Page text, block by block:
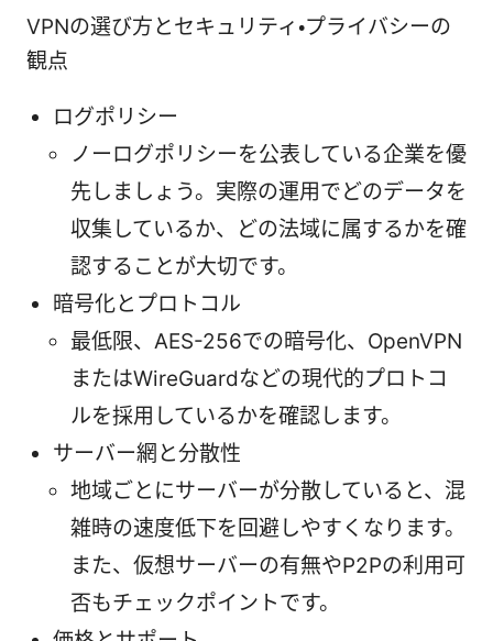
VPNの選び方とセキュリティ・プライバシーの
観点
ログポリシー
ノーログポリシーを公表している企業を優
先しましょう。実際の運用でどのデータを
収集しているか、どの法域に属するかを確
認することが大切です。
暗号化とプロトコル
最低限、AES-256での暗号化、OpenVPN
またはWireGuardなどの現代的プロトコ
ルを採用しているかを確認します。
サーバー網と分散性
地域ごとにサーバーが分散していると、混
雑時の速度低下を回避しやすくなります。
また、仮想サーバーの有無やP2Pの利用可
否もチェックポイントです。